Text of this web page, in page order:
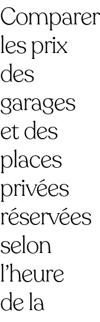
Comparer
les prix
des
garages
et des
places
privées
réservées
selon
l’heure
de la